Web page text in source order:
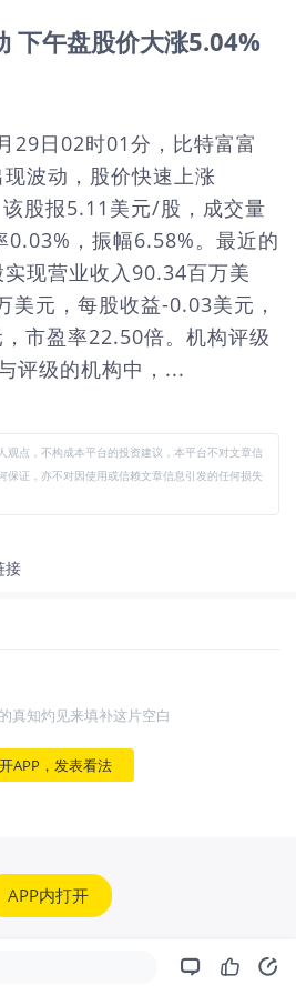
下午盘股价大涨5.04%
29日02时01分，比特富富
现波动，股价快速上涨
股报5.11美元/股，成交量
，振幅6.58%。最近的
现营业收入90.34百万美
美元，每股收益-0.03美元，
市盈率22.50倍。机构评级
评级的机构中，...
观点，不构成本平台的投资建议，本平台不对文章信
保证，亦不对因使用或信赖文章信息引发的任何损失
接
真知灼见来填补这片空白
APP，发表看法
APP内打开